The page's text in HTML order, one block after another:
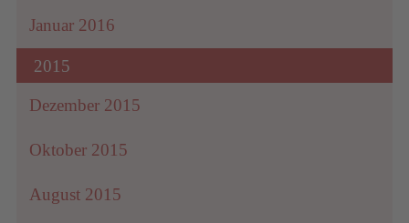
Januar 2016
2015
Dezember 2015
Oktober 2015
August 2015